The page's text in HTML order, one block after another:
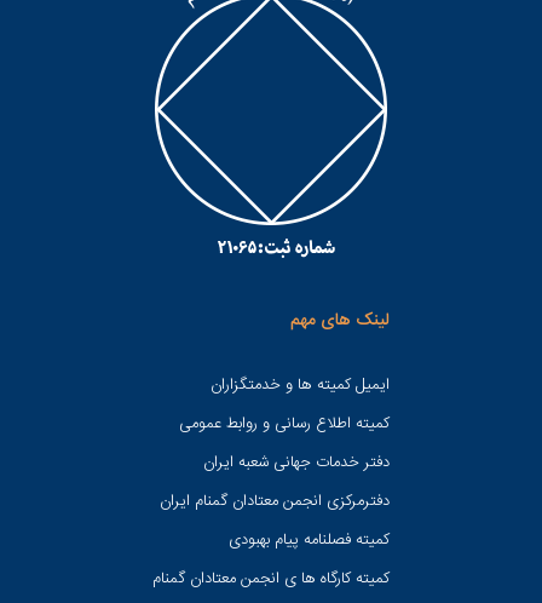
لینک های مهم
ایمیل کمیته ها و خدمتگزاران
کميته اطلاع رسانی و روابط عمومی
دفتر خدمات جهانی شعبه ايران
دفترمرکزی انجمن معتادان گمنام ایران
کمیته فصلنامه پیام بهبودی
کمیته کارگاه ها ی انجمن معتادان گمنام